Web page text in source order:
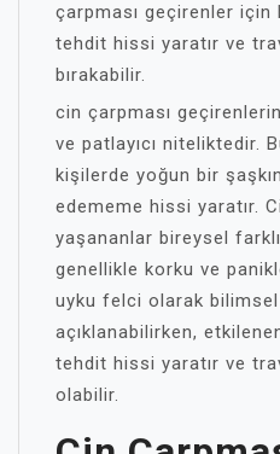
çarpması geçirenler
tehdit hissi yaratır ve
bırakabilir.
cin çarpması
ve patlayıcı niteliktedir.
kişilerde yoğun bir
edememe hissi yaratır.
yaşananlar bireysel
genellikle korku ve
uyku felci olarak
açıklanabilirken,
tehdit hissi yaratır ve
olabilir.